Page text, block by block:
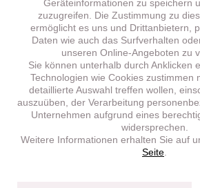
Zugelassen: ATVs (Quads mit
Nicht erlaubt: UTVs / Side-by-
Maximal: 1000 ccm Hubraum
Erfahre mehr bei einem unserer
deiner Nähe!
Geräteinformationen zu speichern
zuzugreifen. Die Zustimmung zu
ermöglicht es uns und Drittanbietern,
Daten wie auch das Surfverhalten
unseren Online-Angeboten zu
Sie können unterhalb durch Anklicken
Technologien wie Cookies zustimmen
detaillierte Auswahl treffen wollen,
auszuüben, der Verarbeitung
Unternehmen aufgrund eines
widersprechen.
Weitere Informationen erhalten Sie auf
Seite